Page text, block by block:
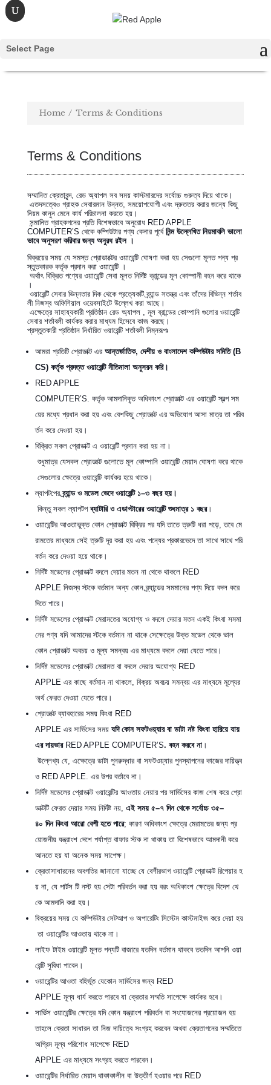
Select Page
Home / Terms & Conditions
Terms & Conditions
সম্মানিত ক্রেতাবৃন্দ, রেড অ্যাপল সব সময় কাস্টমারদের সর্বোচ্চ গুরুত্ব দিয়ে থাকে।
এতদসত্বেও গ্রাহক সেবারমান উন্নত, সময়োপযোগী এবং দ্রুততর করার জন্যে কিছু
নিয়ম কানুন মেনে কার্য পরিচালনা করতে হয়।
সন্মানিত গ্রাহকগনের প্রতি বিশেষভাবে অনুরোধ RED APPLE
COMPUTER’S থেকে কম্পিউটার পণ্য কেনার পূর্বে নিন্ম উল্লেখিত নিয়মাবলি ভালো
ভাবে অনুসরণ করিবার জন্য অনুরধ রইল ।
বিক্রয়ের সময় যে সমস্ত প্রোডাক্টের ওয়ারেন্টি ঘোষণা করা হয় সেগুলো মূলত পন্য প্র
স্তুতকারক কর্তৃক প্রদান করা ওয়ারেন্টি ।
অর্থাৎ বিক্রিত পণ্যের ওয়ারেন্টি সেবা মূলত নির্দিষ্ট ব্রান্ডের মূল কোম্পানী বহন করে থাকে
।
ওয়ারেন্টি সেবার ভিন্নতার দিক থেকে প্রত্যেকটি ব্র্যান্ড সতন্ত্র এবং তাঁদের বিভিন্ন শর্তাব
লী নিজস্ব অফিশিয়াল ওয়েবসাইটে উল্লেখ করা আছে।
এক্ষেত্রে সাহায্যকারী প্রতিষ্ঠান রেড অ্যাপল , মূল ব্রান্ডের কোম্পানি গুলোর ওয়ারেন্টি
সেবার শর্তাবলী কার্যকর করার মাধ্যম হিসেবে কাজ করছে।
প্রস্তুতকারী প্রতিষ্ঠান নির্ধারিত ওয়ারেন্টি শর্তাবলী নিম্নরূপঃ
আমরা প্রতিটি প্রোডাক্ট এর আন্তর্জাতিক, দেশীয় ও বাংলাদেশ কম্পিউটার সমিতি(B
CS) কর্তৃক প্রদত্ত ওয়ারেন্টি নীতিমালা অনুসরন করি।
RED APPLE
COMPUTER’S. কর্তৃক আমদানিকৃ্ত অধিকাংশ প্রোডাক্ট এর ওয়ারেন্টি স্বল্প সম
য়ের মধ্যে প্রধান করা হয় এবং বেশকিছু প্রোডাক্ট এর অভিযোগ আসা মাত্র তা পরিব
র্তন করে দেওয়া হয়।
বিক্রিত সকল প্রোডাক্ট এ ওয়ারেন্টি প্রদান করা হয় না।
শুধুমাত্র যেসকল প্রোডাক্ট গুলোতে মূল কোম্পানি ওয়ারেন্টি মেয়াদ ঘোষণা করে থাকে
সেগুলোর ক্ষেত্রে ওয়ারেন্টি কার্যকর হয়ে থাকে।
ল্যাপটপেরব্র্যান্ড ও মডেল ভেদে ওয়ারেন্টি ১–৩ বছর হয়।
কিন্তু সকল ল্যাপটপব্যাটারি ও এডাপ্টারের ওয়ারেন্টি শুধমাত্র ১ বছর।
ওয়ারেন্টির আওতাভুক্ত কোন প্রোডাক্ট বিক্রির পর যদি তাতে ত্রুটি ধরা পড়ে, তবে মে
রামতের মাধ্যমে সেই ত্রুটি দূর করা হয় এবং পন্যের প্রকারভেদে তা সাথে সাথে পরি
বর্তন করে দেওয়া হয়ে থাকে।
নির্দিষ্ট মডেলের প্রোডাক্ট বদলে দেয়ার মতন না থেকে থাকলে RED
APPLE নিজস্ব স্টকে বর্তমান অন্য কোন ব্র্যান্ডের সমমানের পণ্য দিয়ে বদল করে
দিতে পারে।
নির্দিষ্ট মডেলের প্রোডাক্ট মেরামতের অযোগ্য ও বদলে দেয়ার মতন একই কিংবা সমমা
নের পণ্য যদি আমাদের স্টকে বর্তমান না থাকে সেক্ষেত্রে উক্ত মডেল থেকে ভাল
কোন প্রোডাক্ট অবচয় ও মূল্য সমন্বয় এর মাধ্যমে বদলে দেয়া যেতে পারে।
নির্দিষ্ট মডেলের প্রোডাক্ট মেরামত বা বদলে দেয়ার অযোগ্য RED
APPLE এর কাছে বর্তমান না থাকলে, বিক্রয় অবচয় সমন্বয় এর মাধ্যমে মূল্যের
অর্থ ফেরত দেওয়া যেতে পারে।
প্রোডাক্ট ব্যাবহারের সময় কিংবা RED
APPLE এর সার্ভিসের সময় যদি কোন সফটওয়্যার বা ডাটা নষ্ট কিংবা হারিয়ে যায়
এর দায়ভার RED APPLE COMPUTER’S. বহন করবে না।
উল্লেখ্য যে, এক্ষেত্রে ডাটা পুনরুদ্ধার বা সফটওয়্যার পুনস্থাপনের কাজের দায়িত্ত্ব
ও RED APPLE. এর উপর বর্তাবে না।
নির্দিষ্ট মডেলের প্রোডাক্ট ওয়ারেন্টির আওতায় নেয়ার পর সার্ভিসের কাজ শেষ করে প্রো
ডাক্টটি ফেরত দেয়ার সময় নির্দিষ্ট নয়, এই সময় ৫–৭ দিন থেকে সর্বোচ্চ ৩৫–
৪০ দিন কিংবা আরো বেশী হতে পারে; কারণ অধিকাংশ ক্ষেত্রে মেরামতের জন্য প্র
য়োজনীয় যন্ত্রাংশ দেশে পর্যাপ্ত বাফার স্টক না থাকায় তা বিশেষভাবে আমদানী করে
আনতে হয় যা অনেক সময় সাপেক্ষ।
ক্রেতাসাধারনের অবগতির জানানো যাচ্ছে যে বেশীরভাগ ওয়ারেন্টি প্রোডাক্ট রিপেয়ার হ
য় না, যে পার্টস টি নস্ট হয় সেটা পরিবর্তন করা হয় বরং অধিকাংশ ক্ষেত্রে বিদেশ থে
কে আমদানি করা হয়।
বিক্রয়ের সময় যে কম্পিউটার সেটআপ ও অপারেটিং সিস্টেম কাস্টমাইজ করে দেয়া হয়
তা ওয়ারেন্টির আওতায় থাকে না।
লাইফ টাইম ওয়ারেন্টি মূলত পন্যটি বাজারে যতদিন বর্তমান থাকবে ততদিন আপনি ওয়া
রেন্টি সুবিধা পাবেন।
ওয়ারেন্টির আওতা বহির্ভূত যেকোন সার্ভিসের জন্য RED
APPLE মূল্য ধার্য করতে পারবে যা ক্রেতার সম্মতি সাপেক্ষে কার্যকর হবে।
সার্ভিস ওয়ারেন্টির ক্ষেত্রে যদি কোন যন্ত্রাংশ পরিবর্তন বা সংযোজনের প্রয়োজন হয়
তাহলে ক্রেতা সাধারন তা নিজ দায়িত্বে সংগ্রহ করবেন অথবা ক্রেতাগনের সম্মতিতে
অগ্রিম মূল্য পরিশোধ সাপেক্ষে RED
APPLE এর মাধ্যমে সংগ্রহ করতে পারবেন।
ওয়ারেন্টির নির্ধারিত মেয়াদ থাকাকালীন বা উত্তীর্ণ হওয়ার পরে RED